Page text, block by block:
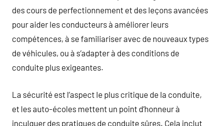
des cours de perfectionnement et des leçons avancées
pour aider les conducteurs à améliorer leurs
compétences, à se familiariser avec de nouveaux types
de véhicules, ou à s’adapter à des conditions de
conduite plus exigeantes.
La sécurité est l’aspect le plus critique de la conduite,
et les auto-écoles mettent un point d’honneur à
inculquer des pratiques de conduite sûres. Cela inclut